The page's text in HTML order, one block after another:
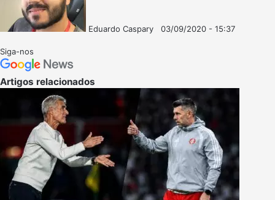
Eduardo Caspary
03/09/2020 - 15:37
Siga-nos
Artigos relacionados